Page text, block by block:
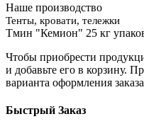
Наше производство
Тенты, кровати, тележки
Тмин "Кемион" 25 кг
Чтобы приобрести
и добавьте его в корзину.
варианта оформления
Быстрый Заказ